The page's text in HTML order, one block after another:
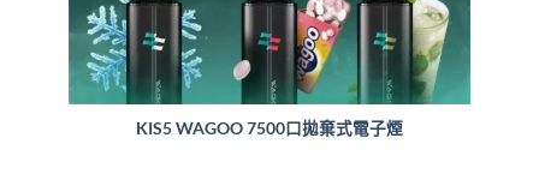
KIS5 WAGOO 7500口拋棄式電子煙